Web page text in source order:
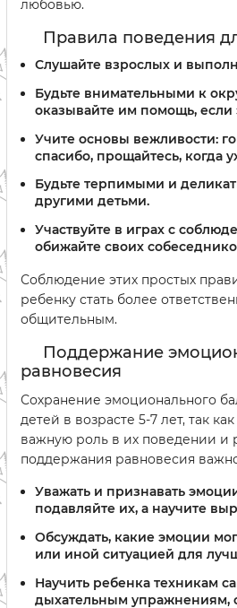
любовью.
Правила поведения
Слушайте взрослых и
Будьте внимательными к
оказывайте им помощь, если
Учите основы вежливости:
спасибо, прощайтесь, когда
Будьте терпимыми и
другими детьми.
Участвуйте в играх с
обижайте своих
Соблюдение этих простых
ребенку стать более
общительным.
Поддержание
равновесия
Сохранение эмоционального
детей в возрасте 5-7 лет, так
важную роль в их поведении и
поддержания равновесия
Уважать и признавать
подавляйте их, а научите
Обсуждать, какие эмоции
или иной ситуацией для
Научить ребенка техникам
дыхательным упражнениям,